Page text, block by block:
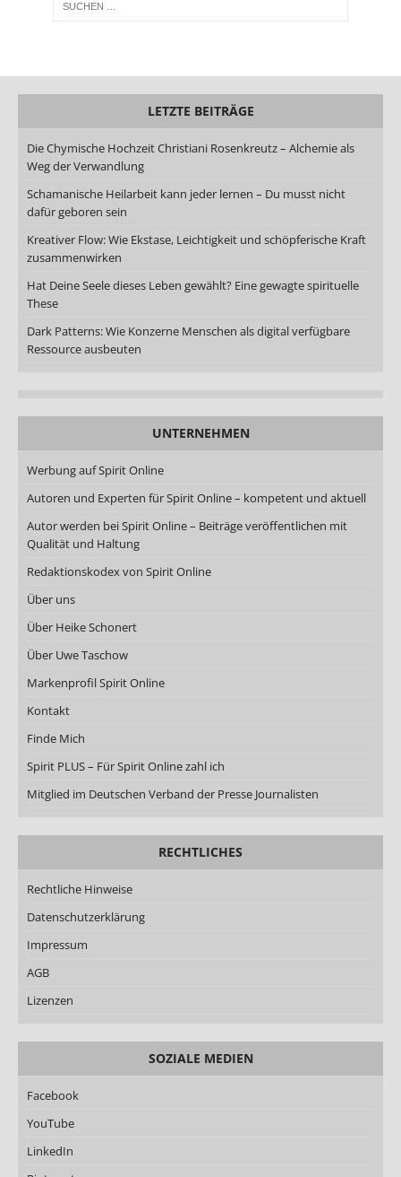
LETZTE BEITRÄGE
Die Chymische Hochzeit Christiani Rosenkreutz – Alchemie als
Weg der Verwandlung
Schamanische Heilarbeit kann jeder lernen – Du musst nicht
dafür geboren sein
Kreativer Flow: Wie Ekstase, Leichtigkeit und schöpferische Kraft
zusammenwirken
Hat Deine Seele dieses Leben gewählt? Eine gewagte spirituelle
These
Dark Patterns: Wie Konzerne Menschen als digital verfügbare
Ressource ausbeuten
UNTERNEHMEN
Werbung auf Spirit Online
Autoren und Experten für Spirit Online – kompetent und aktuell
Autor werden bei Spirit Online – Beiträge veröffentlichen mit
Qualität und Haltung
Redaktionskodex von Spirit Online
Über uns
Über Heike Schonert
Über Uwe Taschow
Markenprofil Spirit Online
Kontakt
Finde Mich
Spirit PLUS – Für Spirit Online zahl ich
Mitglied im Deutschen Verband der Presse Journalisten
RECHTLICHES
Rechtliche Hinweise
Datenschutzerklärung
Impressum
AGB
Lizenzen
SOZIALE MEDIEN
Facebook
YouTube
LinkedIn